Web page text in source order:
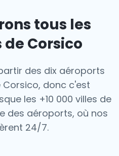
tous les
Corsico
des dix aéroports
donc c'est
les +10 000 villes de
des aéroports, où nos
24/7.